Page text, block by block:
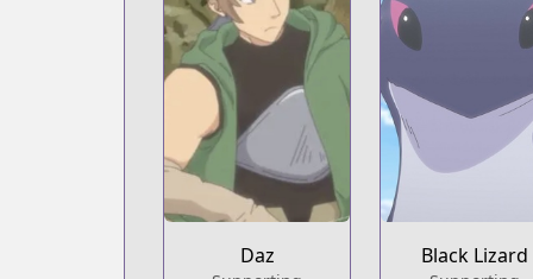
Black Lizard
Daz